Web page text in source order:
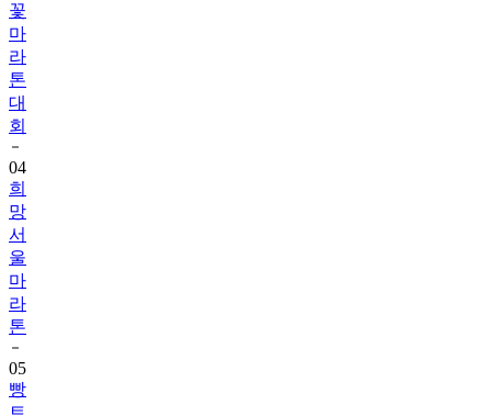
꽃
마
라
톤
대
회
04
희
망
서
울
마
라
톤
05
빵
트